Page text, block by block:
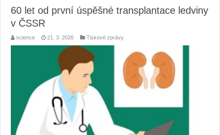
60 let od první úspěšné transplantace ledviny
v ČSSR
science 21. 3. 2026 Tiskové zprávy